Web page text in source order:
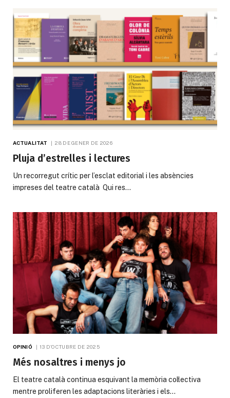
ACTUALITAT 28 DE GENER DE 2026
Pluja d’estrelles i lectures
Un recorregut crític per l’esclat editorial i les absències
impreses del teatre català Qui res…
OPINIÓ 13 D'OCTUBRE DE 2025
Més nosaltres i menys jo
El teatre català continua esquivant la memòria col·lectiva
mentre proliferen les adaptacions literàries i els…